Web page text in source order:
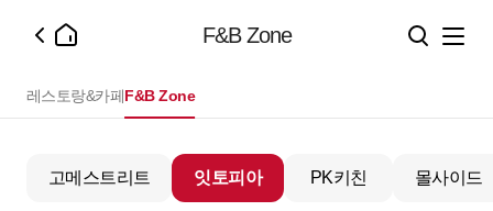
F&B Zone
레스토랑&카페F&B Zone
고메스트리트 잇토피아 PK키친 몰사이드